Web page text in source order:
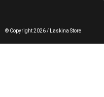
© Copyright 2026 / Laskina Store